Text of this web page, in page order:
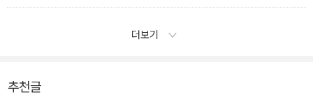
더보기
추천글